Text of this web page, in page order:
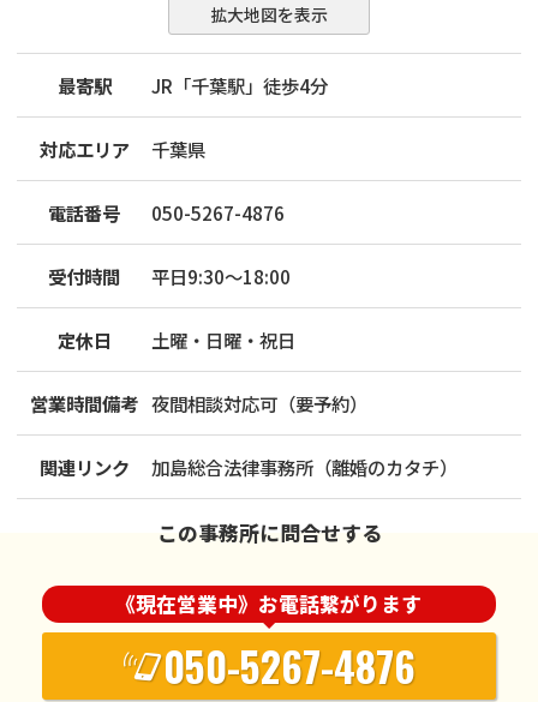
拡大地図を表示
最寄駅 JR「千葉駅」徒歩4分
対応エリア 千葉県
電話番号 050-5267-4876
受付時間 平日9:30〜18:00
定休日 土曜・日曜・祝日
営業時間備考 夜間相談対応可（要予約）
関連リンク 加島総合法律事務所（離婚のカタチ）
この事務所に問合せする
《現在営業中》お電話繋がります
050-5267-4876